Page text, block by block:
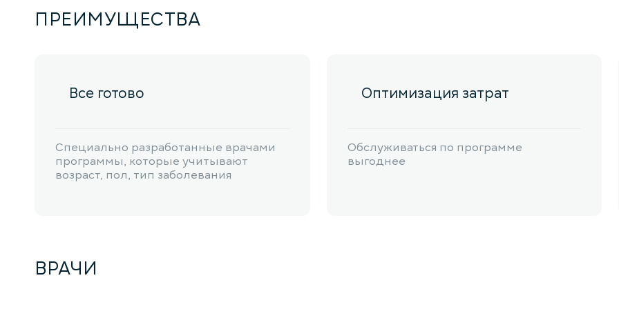
ПРЕИМУЩЕСТВА
Все готово
Специально разработанные врачами
программы, которые учитывают
возраст, пол, тип заболевания
Оптимизация затрат
Обслуживаться по программе
выгоднее
ВРАЧИ